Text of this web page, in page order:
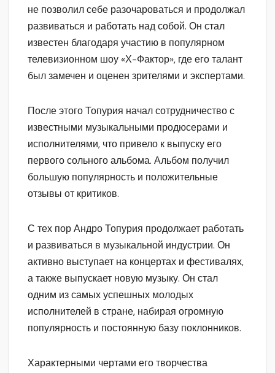
не позволил себе разочароваться и продолжал
развиваться и работать над собой. Он стал
известен благодаря участию в популярном
телевизионном шоу «Х-Фактор», где его талант
был замечен и оценен зрителями и экспертами.
После этого Топурия начал сотрудничество с
известными музыкальными продюсерами и
исполнителями, что привело к выпуску его
первого сольного альбома. Альбом получил
большую популярность и положительные
отзывы от критиков.
С тех пор Андро Топурия продолжает работать
и развиваться в музыкальной индустрии. Он
активно выступает на концертах и фестивалях,
а также выпускает новую музыку. Он стал
одним из самых успешных молодых
исполнителей в стране, набирая огромную
популярность и постоянную базу поклонников.
Характерными чертами его творчества